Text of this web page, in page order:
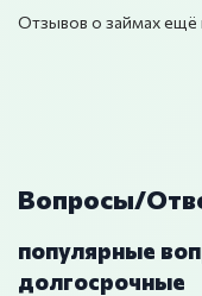
Отзывов о займах ещё
Вопросы/
популярные
долгосрочные